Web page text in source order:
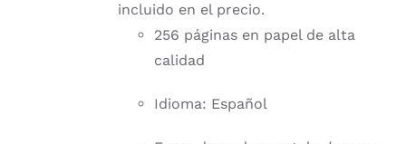
incluido en el precio.
256 páginas en papel de alta
calidad
Idioma: Español